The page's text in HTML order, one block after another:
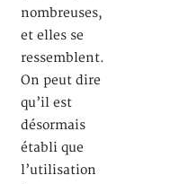
nombreuses,
et elles se
ressemblent.
On peut dire
qu’il est
désormais
établi que
l’utilisation